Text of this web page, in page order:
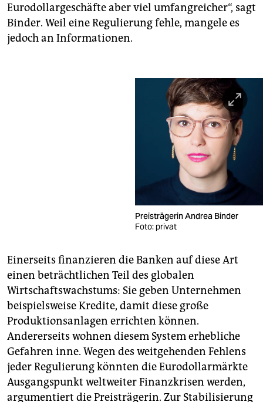
Eurodollargeschäfte aber viel umfangreicher“, sagt
Binder. Weil eine Regulierung fehle, mangele es
jedoch an Informationen.
Preisträgerin Andrea Binder
Foto: privat
Einerseits finanzieren die Banken auf diese Art
einen beträchtlichen Teil des globalen
Wirtschaftswachstums: Sie geben Unternehmen
beispielsweise Kredite, damit diese große
Produktionsanlagen errichten können.
Andererseits wohnen diesem System erhebliche
Gefahren inne. Wegen des weitgehenden Fehlens
jeder Regulierung könnten die Eurodollarmärkte
Ausgangspunkt weltweiter Finanzkrisen werden,
argumentiert die Preisträgerin. Zur Stabilisierung